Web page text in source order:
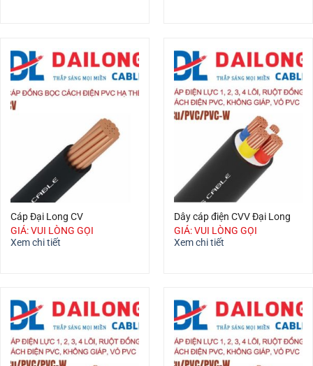
Cáp Đại Long CV
GIÁ: VUI LÒNG GỌI
Xem chi tiết
Dây cáp điện CVV Đại Long
GIÁ: VUI LÒNG GỌI
Xem chi tiết